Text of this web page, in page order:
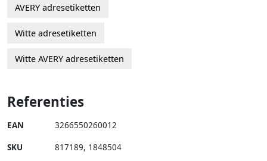
AVERY adresetiketten
Witte adresetiketten
Witte AVERY adresetiketten
Referenties
EAN 3266550260012
SKU 817189, 1848504